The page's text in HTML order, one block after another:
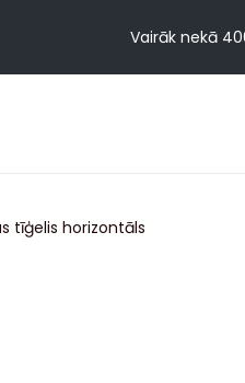
Vairāk nekā
tīģelis horizontāls